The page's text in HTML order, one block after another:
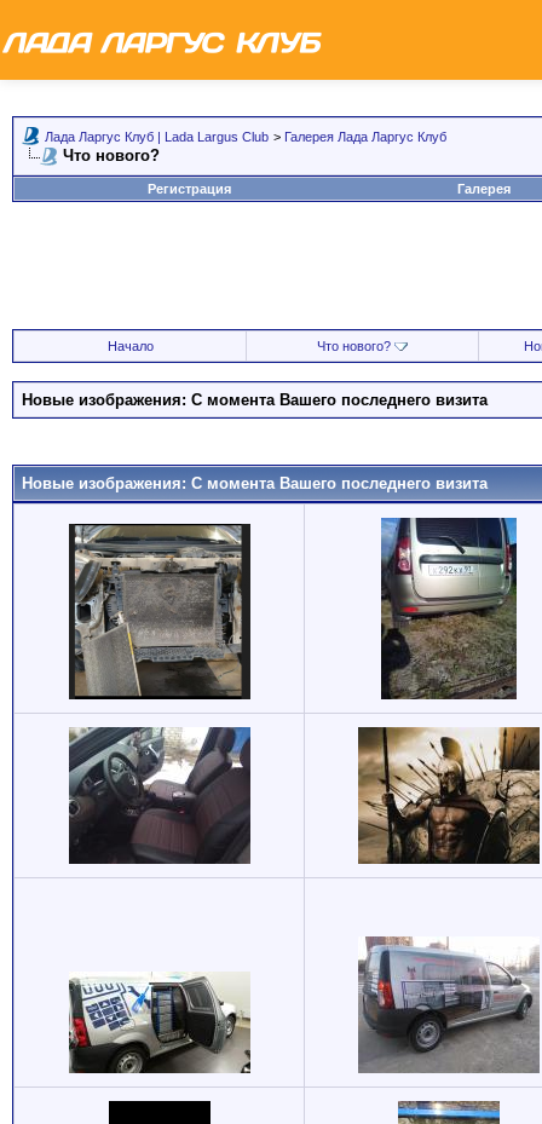
Лада Ларгус Клуб | Lada Largus Club > Галерея Лада Ларгус Клуб
Что нового?
Регистрация Галерея
Начало Что нового?
Новые изображения: С момента Вашего последнего визита
Новые изображения: С момента Вашего последнего визита